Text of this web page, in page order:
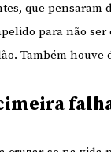
que pensaram
para não ser
Também houve